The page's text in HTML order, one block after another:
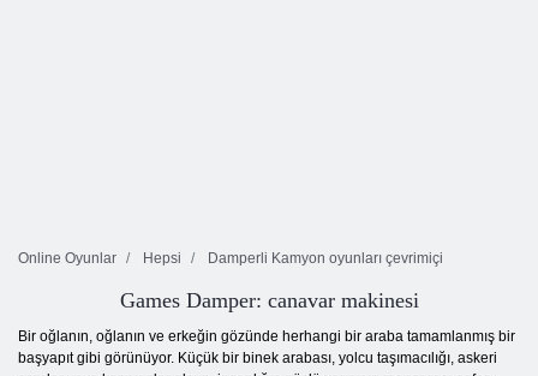
Online Oyunlar Hepsi Damperli Kamyon oyunları çevrimiçi
Games Damper: canavar makinesi
Bir oğlanın, oğlanın ve erkeğin gözünde herhangi bir araba tamamlanmış bir
başyapıt gibi görünüyor. Küçük bir binek arabası, yolcu taşımacılığı, askeri